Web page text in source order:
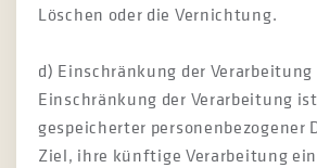
Löschen oder die Vernichtung.
d) Einschränkung der Verarbeitung
Einschränkung der Verarbeitung
gespeicherter personenbezogener
Ziel, ihre künftige Verarbeitung